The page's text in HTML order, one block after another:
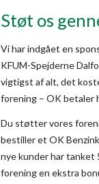
Støt os
Vi har indgået en
KFUM-Spejderne
vigtigst af alt, det
forening – OK betaler
Du støtter vores
bestiller et OK
nye kunder har tanket
forening en ekstra